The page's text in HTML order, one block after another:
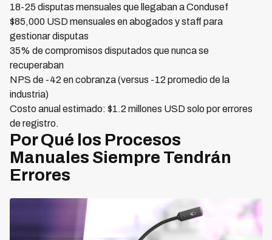
18-25 disputas mensuales que llegaban a Condusef
$85,000 USD mensuales en abogados y staff para
gestionar disputas
35% de compromisos disputados que nunca se
recuperaban
NPS de -42 en cobranza (versus -12 promedio de la
industria)
Costo anual estimado: $1.2 millones USD solo por errores
de registro.
Por Qué los Procesos
Manuales Siempre Tendrán
Errores